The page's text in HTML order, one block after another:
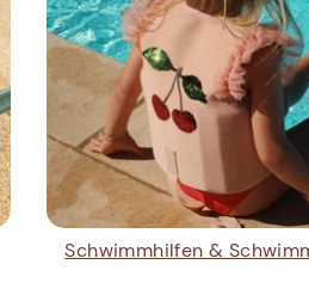
Schwimmhilfen &